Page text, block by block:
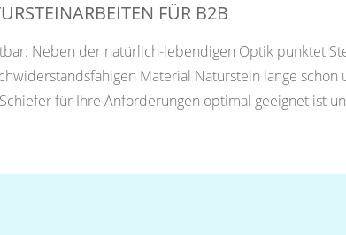
FÜR B2B
Neben der natürlich-lebendigen Optik punktet
Material Naturstein lange schön
für Ihre Anforderungen optimal geeignet ist